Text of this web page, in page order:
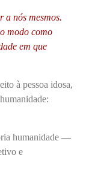
a nós mesmos.
modo como
em que
à pessoa idosa,
humanidade —
e